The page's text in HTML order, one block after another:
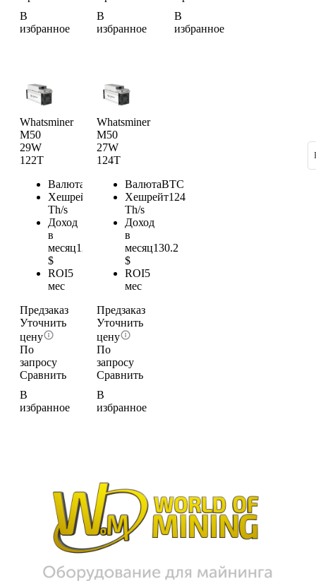
В
избранное
В
избранное
В
избранное
Whatsminer
M50
29W
122T
Валюта
Хешрейт
Th/s
Доход
в
месяц128.1
$
ROI5
мес
Предзаказ
Уточнить
цену
По
запросу
Сравнить
В
избранное
Whatsminer
M50
27W
124T
ВалютаBTC
Хешрейт124
Th/s
Доход
в
месяц130.2
$
ROI5
мес
Предзаказ
Уточнить
цену
По
запросу
Сравнить
В
избранное